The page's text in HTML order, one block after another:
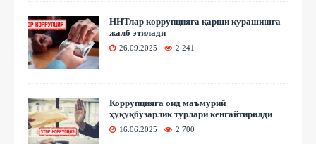
ННТлар коррупцияга қарши курашишга
жалб этилади
26.09.2025 2 241
Коррупцияга оид маъмурий
ҳуқуқбузарлик турлари кенгайтирилди
16.06.2025 2 700